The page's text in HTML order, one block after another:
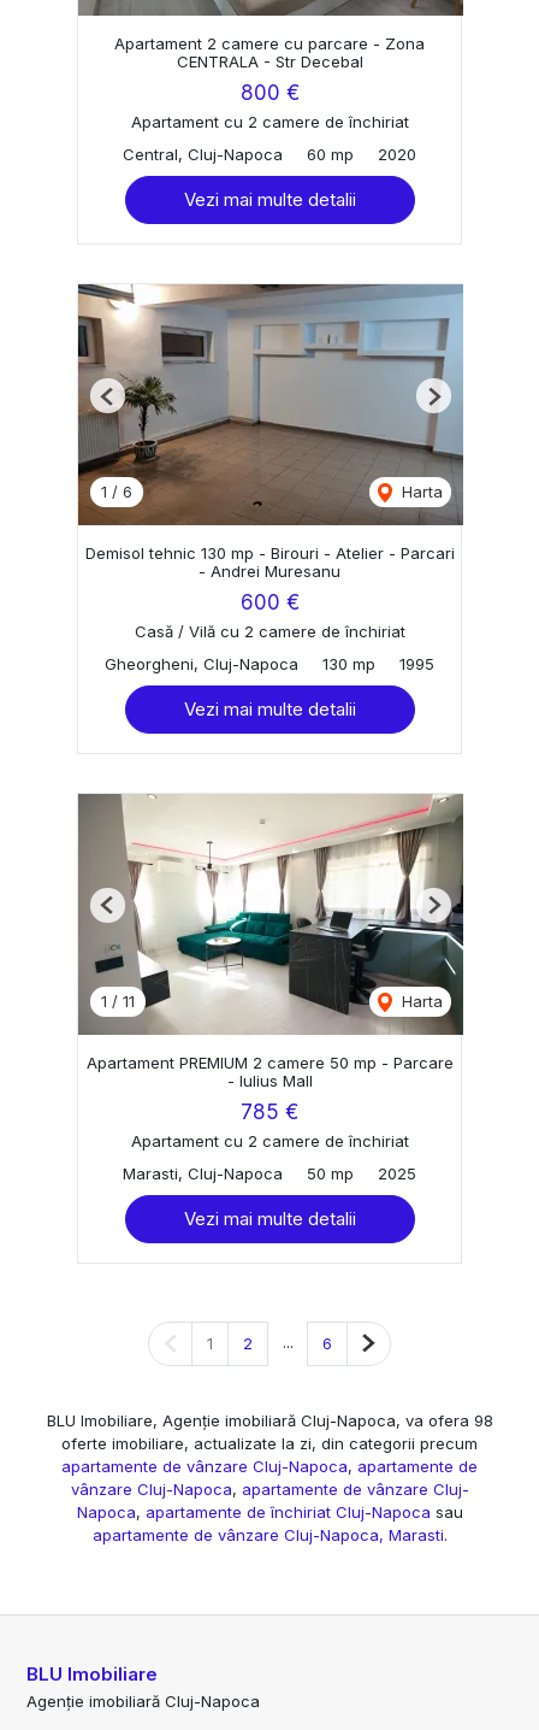
Apartament 2 camere cu parcare - Zona
CENTRALA - Str Decebal
800 €
Apartament cu 2 camere de închiriat
Central, Cluj-Napoca
60 mp 2020
Vezi mai multe detalii
1 / 6 Harta
Previous Next
Demisol tehnic 130 mp - Birouri - Atelier - Parcari
- Andrei Muresanu
600 €
Casă / Vilă cu 2 camere de închiriat
Gheorgheni, Cluj-Napoca
130 mp 1995
Vezi mai multe detalii
1 / 11 Harta
Previous Next
Apartament PREMIUM 2 camere 50 mp - Parcare
- Iulius Mall
785 €
Apartament cu 2 camere de închiriat
Marasti, Cluj-Napoca
50 mp 2025
Vezi mai multe detalii
Pagina anterioară
1 2 ... 6 Pagina următoare
BLU Imobiliare, Agenție imobiliară Cluj-Napoca, va ofera 98
oferte imobiliare, actualizate la zi, din categorii precum
apartamente de vânzare Cluj-Napoca, apartamente de
vânzare Cluj-Napoca, apartamente de vânzare Cluj-
Napoca, apartamente de închiriat Cluj-Napoca sau
apartamente de vânzare Cluj-Napoca, Marasti.
BLU Imobiliare
Agenție imobiliară Cluj-Napoca